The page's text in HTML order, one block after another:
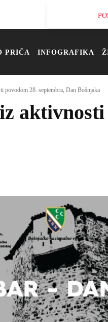
PRIČA INFOGRAFIKA
povodom 28. septembra, Dan Bošnjaka
aktivnosti